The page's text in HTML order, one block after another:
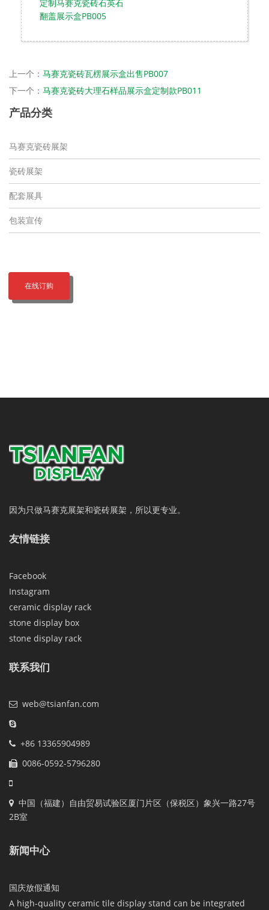
定制马赛克瓷砖石英石
翻盖展示盒PB005
上一个： 马赛克瓷砖瓦楞展示盒出售PB007
下一个： 马赛克瓷砖大理石样品展示盒定制款PB011
产品分类
马赛克瓷砖展架
瓷砖展架
配套展具
包装宣传
在线订购
因为只做马赛克展架和瓷砖展架，所以更专业。
友情链接
Facebook
Instagram
ceramic display rack
stone display box
stone display rack
联系我们
web@tsianfan.com
+86 13365904989
0086-0592-5796280
中国（福建）自由贸易试验区厦门片区（保税区）象兴一路27号
2B室
新闻中心
国庆放假通知
A high-quality ceramic tile display stand can be integrated